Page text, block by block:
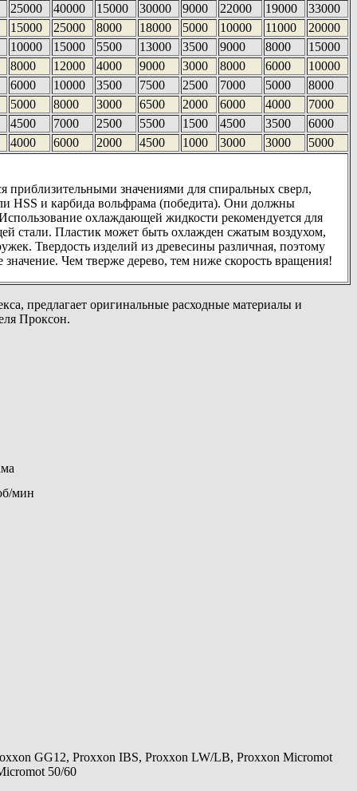
25000 40000 15000 30000 9000 22000 19000
33000
15000 25000 8000 18000 5000 10000 11000
20000
10000 15000 5500 13000 3500 9000 8000
15000
8000 12000 4000 9000 3000 8000 6000
10000
6000 10000 3500 7500 2500 7000 5000
8000
5000 8000 3000 6500 2000 6000 4000
7000
4500 7000 2500 5500 1500 4500 3500
6000
4000 6000 2000 4500 1000 3000 3000 5000
приблизительными значениями для спиральных сверл,
HSS и карбида вольфрама (победита). Они должны
охлаждающей жидкости рекомендуется для
стали. Пластик может быть охлажден сжатым воздухом,
Твердость изделий из древесины различная, поэтому
значение. Чем тверже дерево, тем ниже скорость вращения!
предлагает оригинальные расходные материалы и
Проксон.
мин
GG12, Proxxon IBS, Proxxon LW/LB, Proxxon Micromot
50/60